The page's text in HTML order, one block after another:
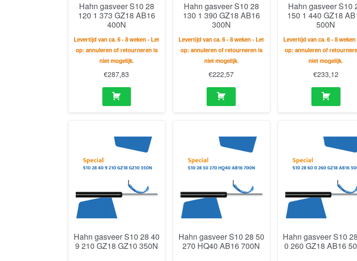
Hahn gasveer S10 28
120 1 373 GZ18 AB16
400N
Levertijd van ca. 6 - 8 weken - Let
op: annuleren of retourneren is
niet mogelijk.
€287,83
Hahn gasveer S10 28
130 1 390 GZ18 AB16
300N
Levertijd van ca. 6 - 8 weken - Let
op: annuleren of retourneren is
niet mogelijk.
€222,57
Hahn gasveer S10
150 1 440 GZ18
500N
Levertijd van ca. 6 - 8
op: annuleren of
niet mogelijk.
€233,12
Hahn gasveer S10 28 40
9 210 GZ18 GZ10 350N
Hahn gasveer S10 28 50
270 HQ40 AB16 700N
Hahn gasveer S10
0 260 GZ18 AB16